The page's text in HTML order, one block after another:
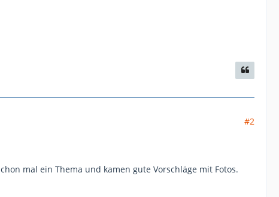
#2
mal ein Thema und kamen gute Vorschläge mit Fotos.